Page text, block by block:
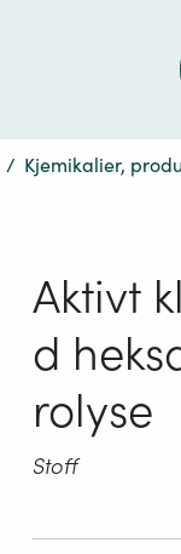
/ Kjemikalier,
Aktivt
d
rolyse
Stoff